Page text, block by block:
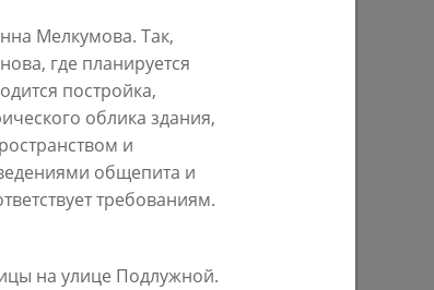
В Казани предпринимателям начнут
предоставлять субсидии на
строительство пунктов приема
вторсырья
27/07/2026
Мелкумова. Так,
где планируется
постройка,
облика здания,
и
общепита и
требованиям.
на улице Подлужной.